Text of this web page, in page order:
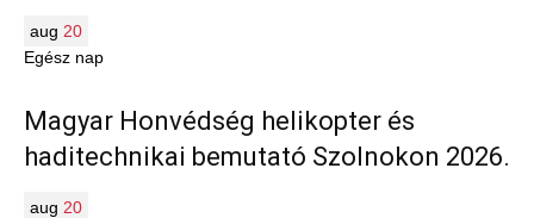
aug 20
Egész nap
Magyar Honvédség helikopter és
haditechnikai bemutató Szolnokon 2026.
aug 20